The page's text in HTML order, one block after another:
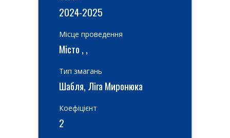
2024-2025
Місце проведення
Місто , ,
Тип змагань
Шабля, Ліга Миронюка
Коефіцієнт
2